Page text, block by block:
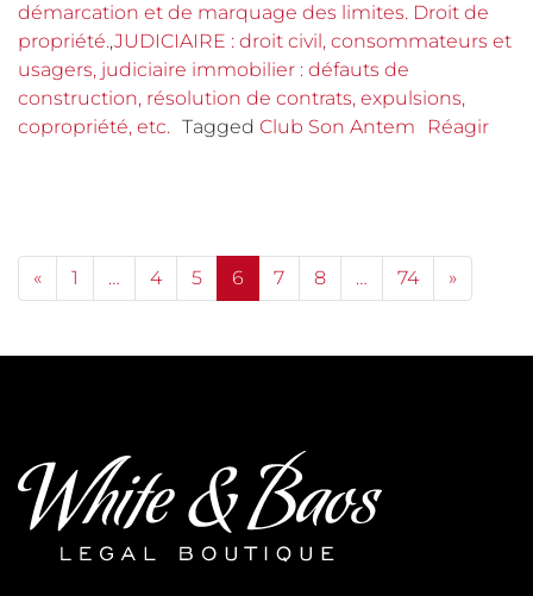
démarcation et de marquage des limites. Droit de
propriété.,JUDICIAIRE : droit civil, consommateurs et
usagers, judiciaire immobilier : défauts de
construction, résolution de contrats, expulsions,
copropriété, etc. Tagged Club Son Antem Réagir
Posts navigation
« 1 … 4 5 6 7 8 … 74 »